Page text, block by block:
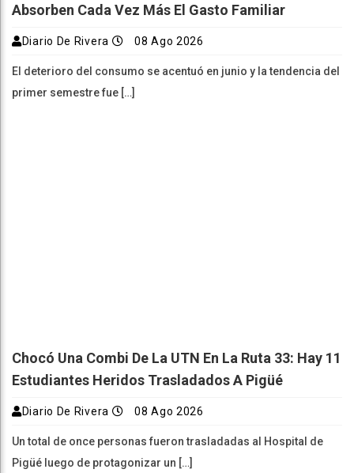
Absorben Cada Vez Más El Gasto Familiar
Diario De Rivera 08 Ago 2026
El deterioro del consumo se acentuó en junio y la tendencia del
primer semestre fue […]
Chocó Una Combi De La UTN En La Ruta 33: Hay 11
Estudiantes Heridos Trasladados A Pigüé
Diario De Rivera 08 Ago 2026
Un total de once personas fueron trasladadas al Hospital de
Pigüé luego de protagonizar un […]